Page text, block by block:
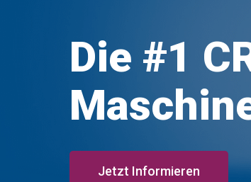
Die #1
Jetzt Informieren